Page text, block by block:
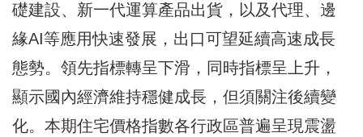
礎建設、新一代運算產品出貨，以及代理、邊
緣AI等應用快速發展，出口可望延續高速成長
態勢。領先指標轉呈下滑，同時指標呈上升，
顯示國內經濟維持穩健成長，但須關注後續變
化。本期住宅價格指數各行政區普遍呈現震盪